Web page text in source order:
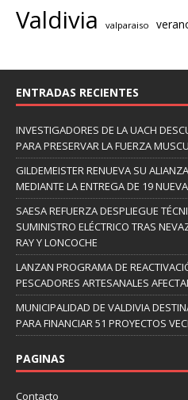
Valdivia valparaiso
ENTRADAS RECIENTES
INVESTIGADORES DE LA UACH
PARA PRESERVAR LA FUERZA
GILDEMEISTER RENUEVA SU
MEDIANTE LA ENTREGA DE 19
SAESA REFUERZA DESPLIEGUE
SUMINISTRO ELÉCTRICO TRAS
RAY Y LONCOCHE
LANZAN PROGRAMA DE
PESCADORES ARTESANALES
MUNICIPALIDAD DE VALDIVIA
PARA FINANCIAR 51 PROYECTOS
PAGINAS
Contacto